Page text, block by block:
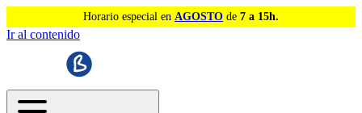
Horario especial en AGOSTO de 7 a 15h.
Ir al contenido